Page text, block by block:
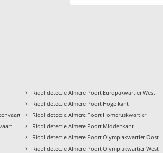
› Riool detectie Almere Poort Europakwartier West
› Riool detectie Almere Poort Hoge kant
› Riool detectie Almere Poort Homeruskwartier
› Riool detectie Almere Poort Middenkant
› Riool detectie Almere Poort Olympiakwartier Oost
› Riool detectie Almere Poort Olympiakwartier West